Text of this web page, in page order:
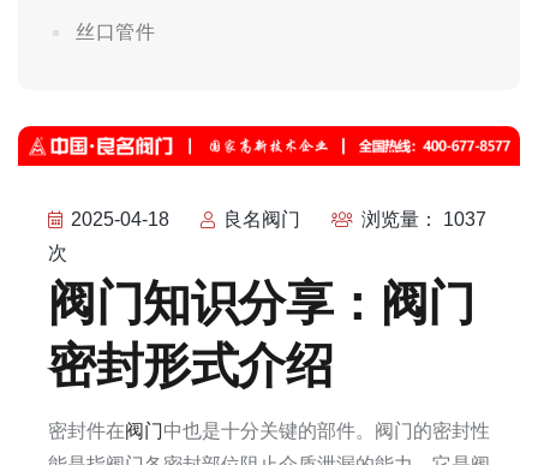
丝口管件
2025-04-18 良名阀门
浏览量： 1037
次
阀门知识分享：阀门
密封形式介绍
密封件在阀门中也是十分关键的部件。阀门的密封性